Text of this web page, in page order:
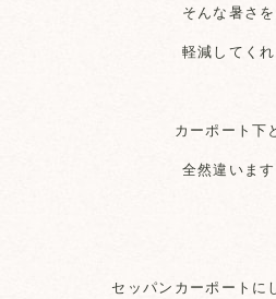
そんな暑さ
軽減してく
カーポート下
全然違います
セッパンカーポートに